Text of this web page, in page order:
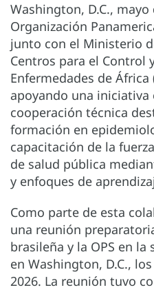
Washington, D.C.,
Organización
junto con el Ministerio
Centros para el Control
Enfermedades de África
apoyando una iniciativa
cooperación técnica
formación en
capacitación de la
de salud pública
y enfoques de
Como parte de esta
una reunión
brasileña y la OPS en la
en Washington, D.C.,
2026. La reunión tuvo